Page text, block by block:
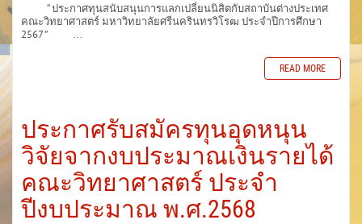
“ ประกาศทุนสนับสนุนการแลกเปลี่ยนนิสิตกับสถาบันต่างประเทศ
คณะวิทยาศาสตร์ มหาวิทยาลัยศรีนครินทรวิโรฒ ประจำปีการศึกษา
2567 ” ...
READ MORE
ประกาศรับสมัครทุนอุดหนุน
วิจัยจากงบประมาณเงินรายได้
คณะวิทยาศาสตร์ ประจำ
ปีงบประมาณ พ.ศ.2568